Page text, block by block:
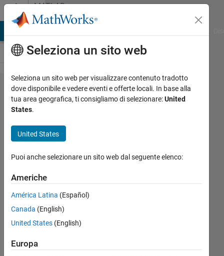
Vai al contenutoMATLAB
Answers
how to
change
parts
DOHYUN
30 Nov
2019
1
Seleziona un sito web
Seleziona un sito web per visualizzare contenuto tradotto
dove disponibile e vedere eventi e offerte locali. In base alla
tua area geografica, ti consigliamo di selezionare:United
States.
United States
Puoi anche selezionare un sito web dal seguente elenco:
Americhe
América Latina (Español)
Canada (English)
United States (English)
Europa